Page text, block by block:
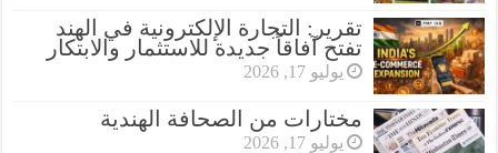
تقرير: التجارة الإلكترونية في الهند
تفتح آفاقاً جديدة للاستثمار والابتكار
يوليو 17, 2026
مختارات من الصحافة الهندية
يوليو 17, 2026